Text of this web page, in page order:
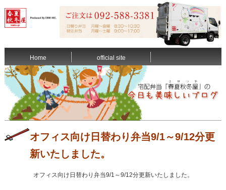
Home official site
オフィス向け日替わり弁当9/1～9/12分更
新いたしました。
オフィス向け日替わり弁当9/1～9/12分更新いたしました。